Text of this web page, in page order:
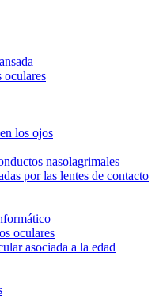
oculares
los ojos
nasolagrimales
por las lentes de contacto
oculares
asociada a la edad